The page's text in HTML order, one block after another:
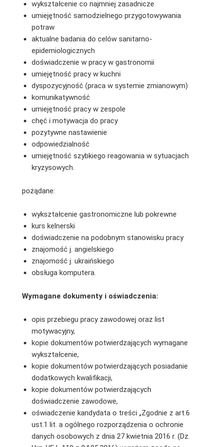
wykształcenie co najmniej zasadnicze
umiejętność samodzielnego przygotowywania
potraw
aktualne badania do celów sanitarno-
epidemiologicznych
doświadczenie w pracy w gastronomii
umiejętność pracy w kuchni
dyspozycyjność (praca w systemie zmianowym)
komunikatywność
umiejętność pracy w zespole
chęć i motywacja do pracy
pozytywne nastawienie
odpowiedzialność
umiejętność szybkiego reagowania w sytuacjach
kryzysowych.
pożądane:
wykształcenie gastronomiczne lub pokrewne
kurs kelnerski
doświadczenie na podobnym stanowisku pracy
znajomość j. angielskiego
znajomość j. ukraińskiego
obsługa komputera.
Wymagane dokumenty i oświadczenia:
opis przebiegu pracy zawodowej oraz list
motywacyjny,
kopie dokumentów potwierdzających wymagane
wykształcenie,
kopie dokumentów potwierdzających posiadanie
dodatkowych kwalifikacji,
kopie dokumentów potwierdzających
doświadczenie zawodowe,
oświadczenie kandydata o treści „Zgodnie z art.6
ust.1 lit. a ogólnego rozporządzenia o ochronie
danych osobowych z dnia 27 kwietnia 2016 r. (Dz.